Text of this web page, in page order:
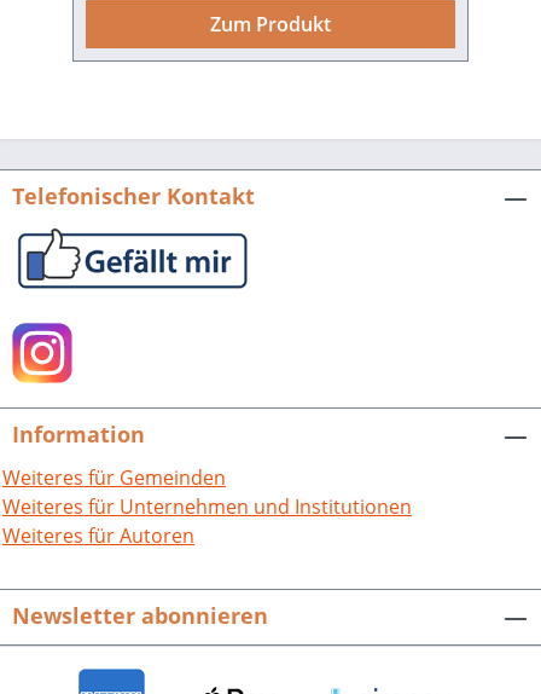
gegeben. In dieser Studie wird erstmals
solchen Aktionen gab und in welchen
Buchhandlungen, öffentliche, private,
Büchereien „gesäubert“. Sozialistische,
pazifistische oder jüdische Literatur
beteiligt und wer die Hauptakteure
waren. Mussten sie sich nach 1945 für
ihr Handeln verantworten? Er geht auch
der Frage nach, was mit der Vielzahl der
verbrannt wurden. Lassen sie sich heute
wiederfinden? Heiko Wegmann, Dunkle
Wolken über Freiburg.
Zum Produkt
Telefonischer Kontakt
Information
Weiteres für Gemeinden
Weiteres für Unternehmen und Institutionen
Weiteres für Autoren
Newsletter abonnieren